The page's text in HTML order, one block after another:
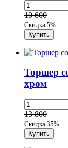
10 600
Скидка 5%
Торшер
хром
13 800
Скидка 35%